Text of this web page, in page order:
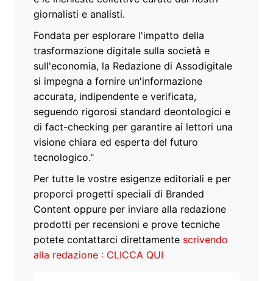
giornalisti e analisti.
Fondata per esplorare l'impatto della
trasformazione digitale sulla società e
sull'economia, la Redazione di Assodigitale
si impegna a fornire un'informazione
accurata, indipendente e verificata,
seguendo rigorosi standard deontologici e
di fact-checking per garantire ai lettori una
visione chiara ed esperta del futuro
tecnologico."
Per tutte le vostre esigenze editoriali e per
proporci progetti speciali di Branded
Content oppure per inviare alla redazione
prodotti per recensioni e prove tecniche
potete contattarci direttamente scrivendo
alla redazione : CLICCA QUI